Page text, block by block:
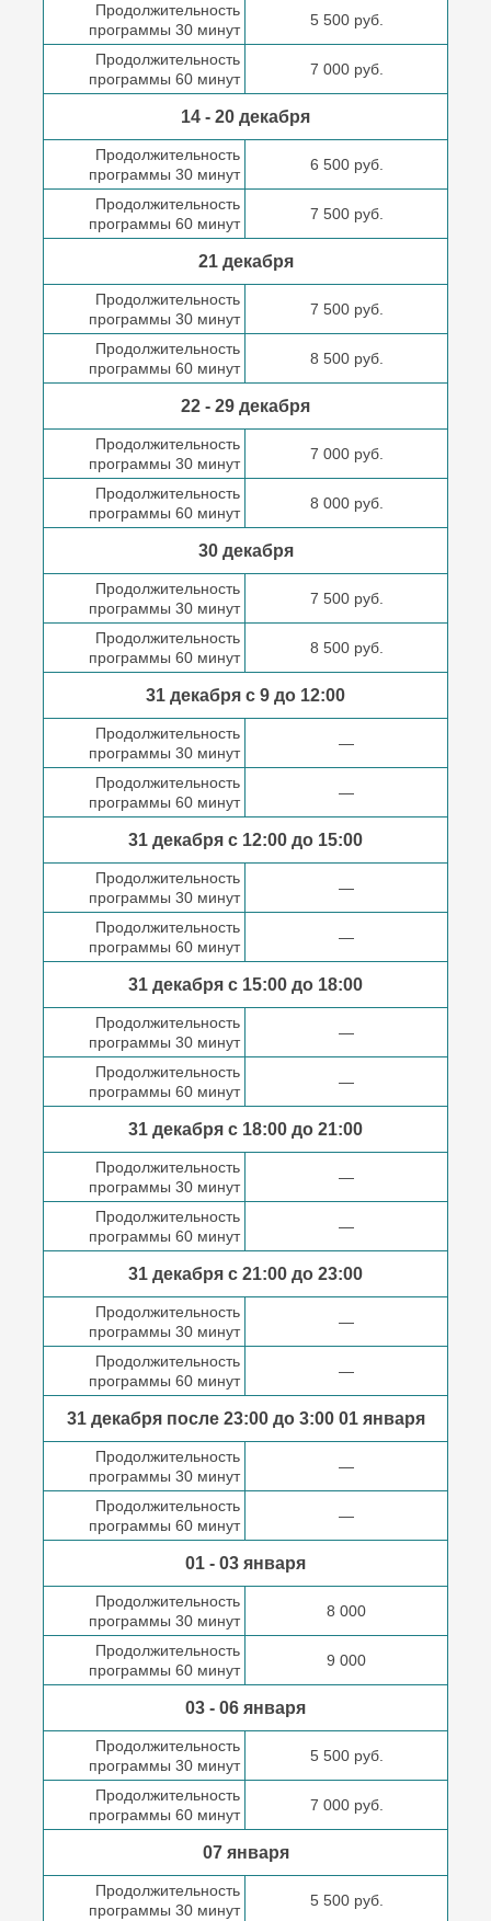
Продолжительность
программы 30 минут
5 500 руб.
Продолжительность
программы 60 минут
7 000 руб.
14 - 20 декабря
Продолжительность
программы 30 минут
6 500 руб.
Продолжительность
программы 60 минут
7 500 руб.
21 декабря
Продолжительность
программы 30 минут
7 500 руб.
Продолжительность
программы 60 минут
8 500 руб.
22 - 29 декабря
Продолжительность
программы 30 минут
7 000 руб.
Продолжительность
программы 60 минут
8 000 руб.
30 декабря
Продолжительность
программы 30 минут
7 500 руб.
Продолжительность
программы 60 минут
8 500 руб.
31 декабря с 9 до 12:00
Продолжительность
программы 30 минут
—
Продолжительность
программы 60 минут
—
31 декабря с 12:00 до 15:00
Продолжительность
программы 30 минут
—
Продолжительность
программы 60 минут
—
31 декабря с 15:00 до 18:00
Продолжительность
программы 30 минут
—
Продолжительность
программы 60 минут
—
31 декабря с 18:00 до 21:00
Продолжительность
программы 30 минут
—
Продолжительность
программы 60 минут
—
31 декабря с 21:00 до 23:00
Продолжительность
программы 30 минут
—
Продолжительность
программы 60 минут
—
31 декабря после23:00 до 3:0001 января
Продолжительность
программы 30 минут
—
Продолжительность
программы 60 минут
—
01 - 03 января
Продолжительность
программы 30 минут
8 000
Продолжительность
программы 60 минут
9 000
03 - 06 января
Продолжительность
программы 30 минут
5 500 руб.
Продолжительность
программы 60 минут
7 000 руб.
07 января
Продолжительность
программы 30 минут
5 500 руб.